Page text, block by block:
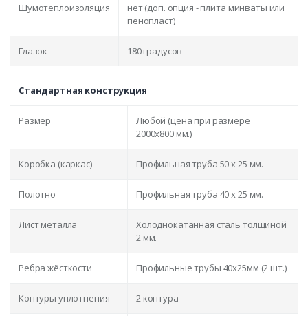
Шумотеплоизоляция
нет (доп. опция - плита минваты или
пенопласт)
Глазок 180 градусов
Стандартная конструкция
Размер
Любой (цена при размере
2000x800 мм.)
Коробка (каркас) Профильная труба 50 х 25 мм.
Полотно Профильная труба 40 х 25 мм.
Лист металла
Холоднокатанная сталь толщиной
2 мм.
Ребра жёсткости Профильные трубы 40х25мм (2 шт.)
Контуры уплотнения 2 контура